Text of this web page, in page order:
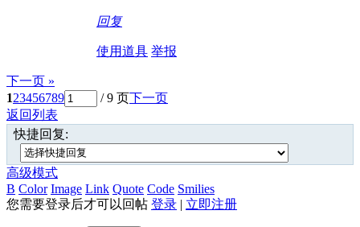
回复
使用道具 举报
下一页 »
123456789 / 9 页下一页
返回列表
快捷回复:
高级模式
B Color Image Link Quote Code Smilies
您需要登录后才可以回帖 登录 | 立即注册